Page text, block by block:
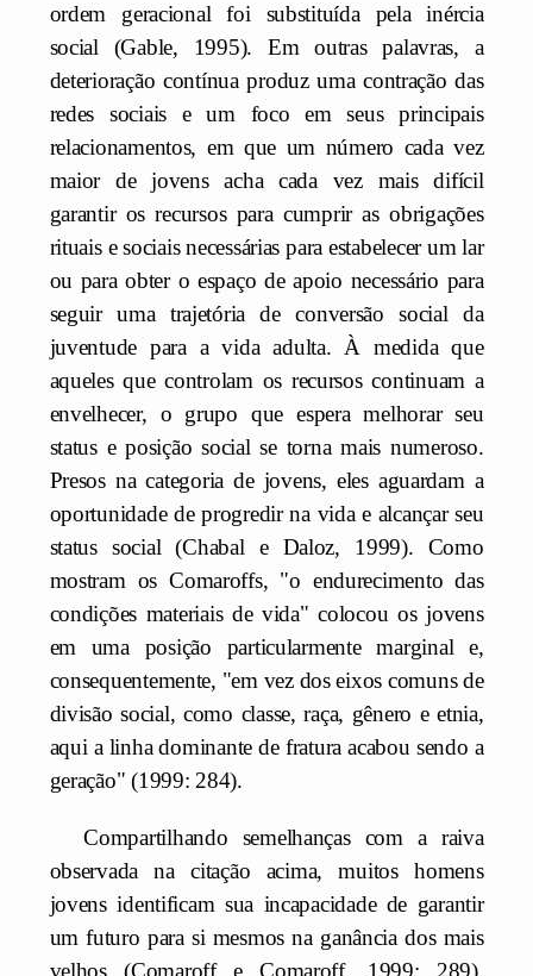
ordem geracional foi substituída pela inércia
social (Gable, 1995). Em outras palavras, a
deterioração contínua produz uma contração das
redes sociais e um foco em seus principais
relacionamentos, em que um número cada vez
maior de jovens acha cada vez mais difícil
garantir os recursos para cumprir as obrigações
rituais e sociais necessárias para estabelecer um lar
ou para obter o espaço de apoio necessário para
seguir uma trajetória de conversão social da
juventude para a vida adulta. À medida que
aqueles que controlam os recursos continuam a
envelhecer, o grupo que espera melhorar seu
status e posição social se torna mais numeroso.
Presos na categoria de jovens, eles aguardam a
oportunidade de progredir na vida e alcançar seu
status social (Chabal e Daloz, 1999). Como
mostram os Comaroffs, "o endurecimento das
condições materiais de vida" colocou os jovens
em uma posição particularmente marginal e,
consequentemente, "em vez dos eixos comuns de
divisão social, como classe, raça, gênero e etnia,
aqui a linha dominante de fratura acabou sendo a
geração" (1999: 284).
Compartilhando semelhanças com a raiva
observada na citação acima, muitos homens
jovens identificam sua incapacidade de garantir
um futuro para si mesmos na ganância dos mais
velhos (Comaroff e Comaroff, 1999: 289).